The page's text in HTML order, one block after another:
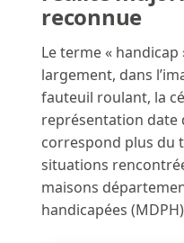
reconnue
Le terme «
largement, dans
fauteuil roulant, la
représentation date
correspond plus du
situations
maisons
handicapées